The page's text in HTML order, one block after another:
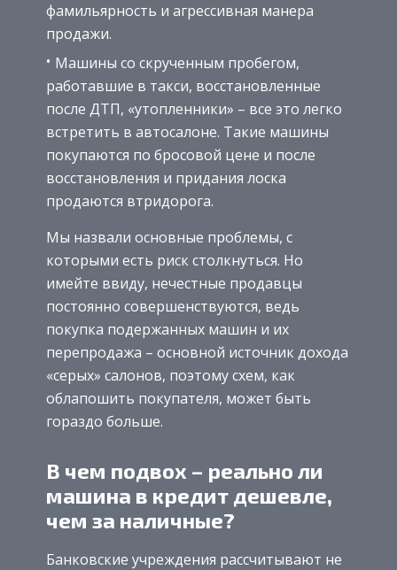
фамильярность и агрессивная манера
продажи.
Машины со скрученным пробегом,
работавшие в такси, восстановленные
после ДТП, «утопленники» – все это легко
встретить в автосалоне. Такие машины
покупаются по бросовой цене и после
восстановления и придания лоска
продаются втридорога.
Мы назвали основные проблемы, с
которыми есть риск столкнуться. Но
имейте ввиду, нечестные продавцы
постоянно совершенствуются, ведь
покупка подержанных машин и их
перепродажа – основной источник дохода
«серых» салонов, поэтому схем, как
облапошить покупателя, может быть
гораздо больше.
В чем подвох – реально ли
машина в кредит дешевле,
чем за наличные?
Банковские учреждения рассчитывают не